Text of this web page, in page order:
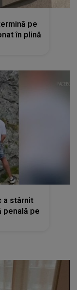
pe
în plină
a stârnit
penală pe